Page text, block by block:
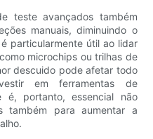
teste avançados também
manuais, diminuindo o
particularmente útil ao lidar
microchips ou trilhas de
descuido pode afetar todo
em ferramentas de
é, portanto, essencial não
também para aumentar a